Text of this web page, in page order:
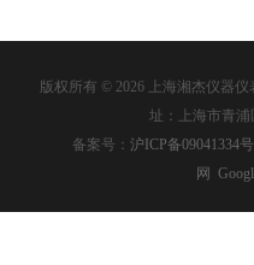
版权所有 © 2026 上海湘杰仪器
址：上海市青浦
备案号： 沪ICP备09041334
网